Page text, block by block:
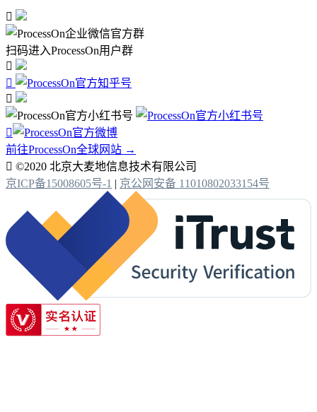

扫码进入ProcessOn用户群




前往ProcessOn全球网站 →
 ©2020 北京大麦地信息技术有限公司
京ICP备15008605号-1 | 京公网安备 11010802033154号